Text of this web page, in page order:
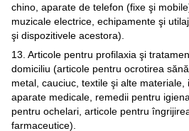
chino, aparate de telefon (fixe şi
muzicale electrice, echipamente şi
şi dispozitivele acestora).
13. Articole pentru profilaxia şi
domiciliu (articole pentru ocrotirea
metal, cauciuc, textile şi alte
aparate medicale, remedii pentru
pentru ochelari, articole pentru
farmaceutice).